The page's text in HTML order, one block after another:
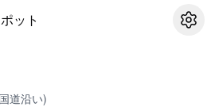
ット 設定
道沿い)